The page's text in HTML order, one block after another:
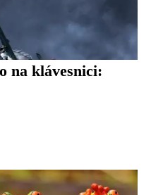
na klávesnici: